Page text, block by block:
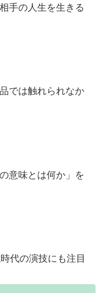
手の人生を生きる
では触れられなか
意味とは何か」を
代の演技にも注目